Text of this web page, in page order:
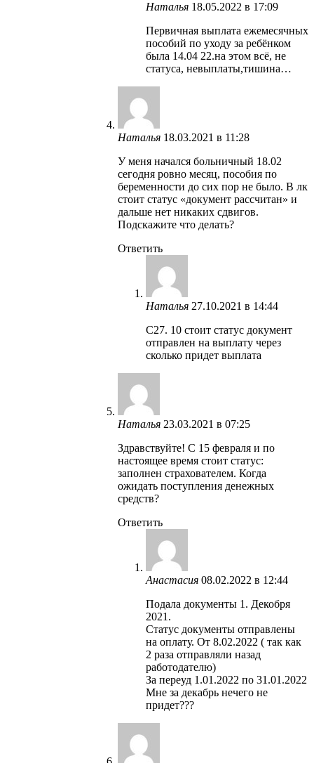
Наталья 18.05.2022 в 17:09
Первичная выплата ежемесячных
пособий по уходу за ребёнком
была 14.04 22.на этом всё, не
статуса, невыплаты,тишина…
Наталья 18.03.2021 в 11:28
У меня начался больничный 18.02
сегодня ровно месяц, пособия по
беременности до сих пор не было. В лк
стоит статус «документ рассчитан» и
дальше нет никаких сдвигов.
Подскажите что делать?
Ответить
Наталья 27.10.2021 в 14:44
С27. 10 стоит статус документ
отправлен на выплату через
сколько придет выплата
Наталья 23.03.2021 в 07:25
Здравствуйте! С 15 февраля и по
настоящее время стоит статус:
заполнен страхователем. Когда
ожидать поступления денежных
средств?
Ответить
Анастасия 08.02.2022 в 12:44
Подала документы 1. Декобря
2021.
Статус документы отправлены
на оплату. От 8.02.2022 ( так как
2 раза отправляли назад
работодателю)
За переуд 1.01.2022 по 31.01.2022
Мне за декабрь нечего не
придет???